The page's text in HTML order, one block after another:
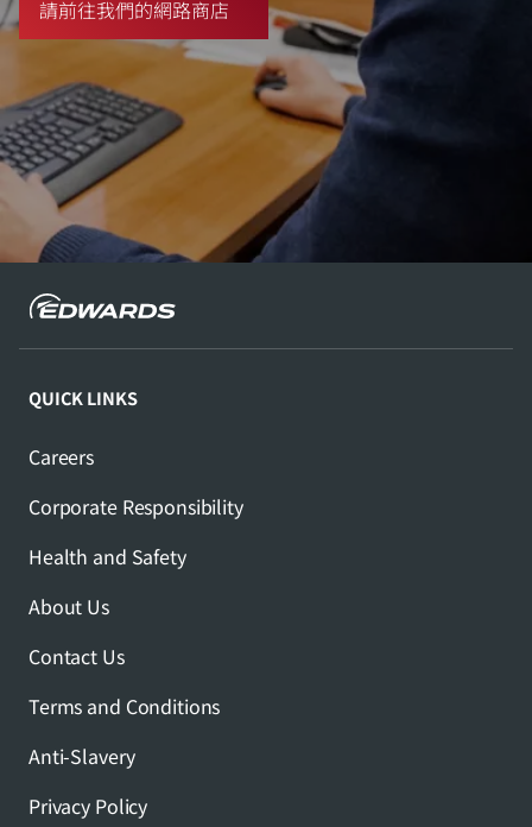
請前往我們的網路商店
QUICK LINKS
Careers
Corporate Responsibility
Health and Safety
About Us
Contact Us
Terms and Conditions
Anti-Slavery
Privacy Policy